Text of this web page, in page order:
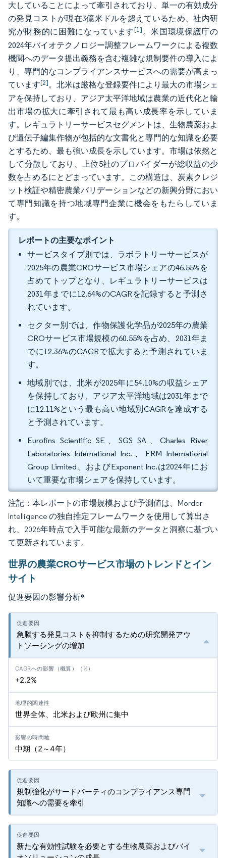
大していることによって牽引されており、単一の有効成分
の発見コストが現在3億米ドルを超えているため、社内研
究が財務的に困難になっています[1]。米国環境保護庁の
2024年バイオテクノロジー調整フレームワークによる複数
機関へのデータ提出義務を含む複雑な規制要件の導入によ
り、専門的なコンプライアンスサービスへの需要が高まっ
ています[2]。北米は厳格な登録要件により最大の市場シェ
アを保持しており、アジア太平洋地域は農業の近代化と輸
出市場の拡大に牽引されて最も高い成長率を示していま
す。レギュラトリーサービスセグメントは、生物農薬およ
び遺伝子編集作物が包括的な文書化と専門的な知識を必要
とするため、最も強い成長を示しています。市場は依然と
して分散しており、上位5社のプロバイダーが総収益の少
数を占めるにとどまっています。この構造は、炭素クレジ
ット検証や精密農業バリデーションなどの新興分野におい
て専門知識を持つ地域専門企業に機会をもたらしていま
す。
レポートの主要なポイント
サービスタイプ別では、ラボラトリーサービスが
2025年の農業CROサービス市場シェアの46.55%を
占めてトップとなり、レギュラトリーサービスは
2031年までに12.64%のCAGRを記録すると予測さ
れています。
セクター別では、作物保護化学品が2025年の農業
CROサービス市場規模の60.55%を占め、2031年ま
でに12.36%のCAGRで拡大すると予測されていま
す。
地域別では、北米が2025年に54.10%の収益シェア
を保持しており、アジア太平洋地域は2031年まで
に12.11%という最も高い地域別CAGRを達成する
と予測されています。
Eurofins Scientific SE、SGS SA、Charles River
Laboratories International Inc.、ERM International
Group Limited、およびExponent Inc.は2024年にお
いて重要な市場シェアを保持しています。
注記：本レポートの市場規模および予測値は、Mordor
Intelligence の独自推定フレームワークを使用して算出さ
れ、2026年時点で入手可能な最新のデータと洞察に基づい
て更新されています。
世界の農業CROサービス市場のトレンドとイン
サイト
促進要因の影響分析*
急騰する発見コストを抑制するための研究開発アウ
トソーシングの増加
+2.2%
世界全体、北米および欧州に集中
中期（2～4年）
規制強化がサードパーティのコンプライアンス専門
知識への需要を牽引
新たな有効性試験を必要とする生物農薬およびバイ